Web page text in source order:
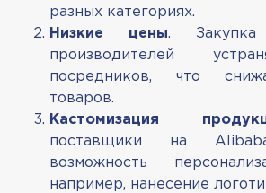
разных категориях.
Низкие цены.
производителей
посредников, что
товаров.
Кастомизация
поставщики на
возможность
например, нанесение